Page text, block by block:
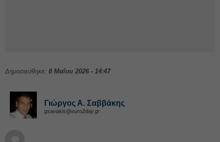
Δημοσιεύθηκε: 8 Μαΐου 2026 - 14:47
Γιώργος Α. Σαββάκης
gsavakis@euro2day.gr